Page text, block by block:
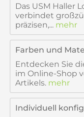
Das USM Haller
verbindet
präzisen,... mehr
Farben und
Entdecken Sie
im Online-Shop
Artikels. mehr
Individuell